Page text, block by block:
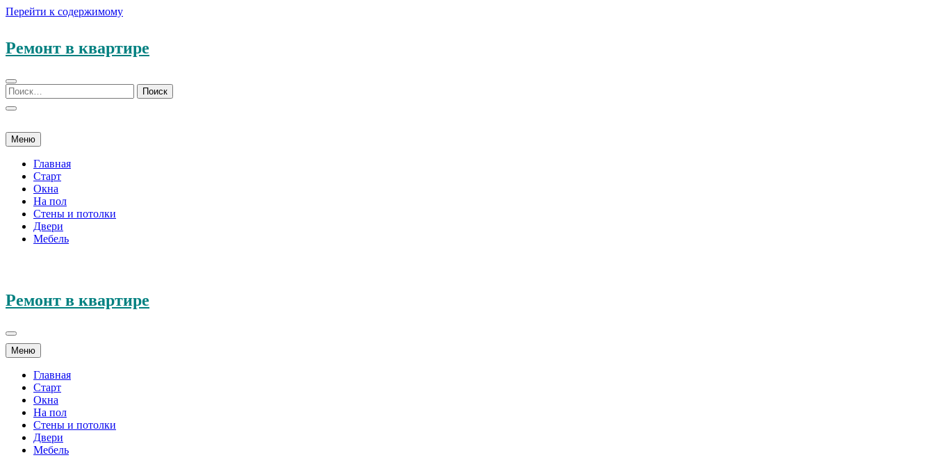
Перейти к содержимому
Ремонт в квартире
Меню
Главная
Старт
Окна
На пол
Стены и потолки
Двери
Мебель
Ремонт в квартире
Меню
Главная
Старт
Окна
На пол
Стены и потолки
Двери
Мебель